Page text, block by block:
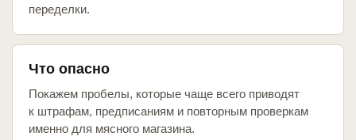
переделки.
Что опасно
Покажем пробелы, которые чаще всего приводят
к штрафам, предписаниям и повторным проверкам
именно для мясного магазина.